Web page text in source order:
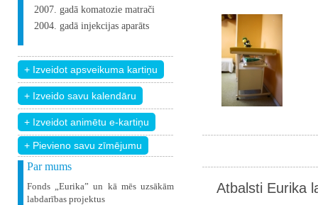
2007. gadā komatozie matrači
2004. gadā injekcijas aparāts
+ Pievieno savu zīmējumu
Par mums
Fonds „Eurika” un kā mēs uzsākām
labdarības projektus
Atbalsti Eurika